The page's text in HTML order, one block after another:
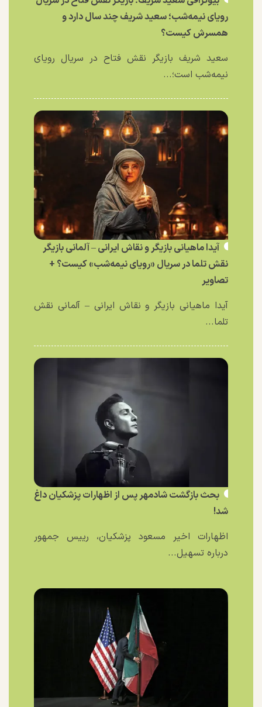
رویای نیمه‌شب؛ سعید شریف چند سال دارد و
همسرش کیست؟
سعید شریف بازیگر نقش فتاح در سریال رویای
نیمه‌شب است؛...
آیدا ماهیانی بازیگر و نقاش ایرانی – آلمانی بازیگر
نقش تلما در سریال «رویای نیمه‌شب» کیست؟ +
تصاویر
آیدا ماهیانی بازیگر و نقاش ایرانی – آلمانی نقش
تلما...
بحث بازگشت شادمهر پس از اظهارات پزشکیان داغ
شد!
اظهارات اخیر مسعود پزشکیان، رییس جمهور
درباره تسهیل...